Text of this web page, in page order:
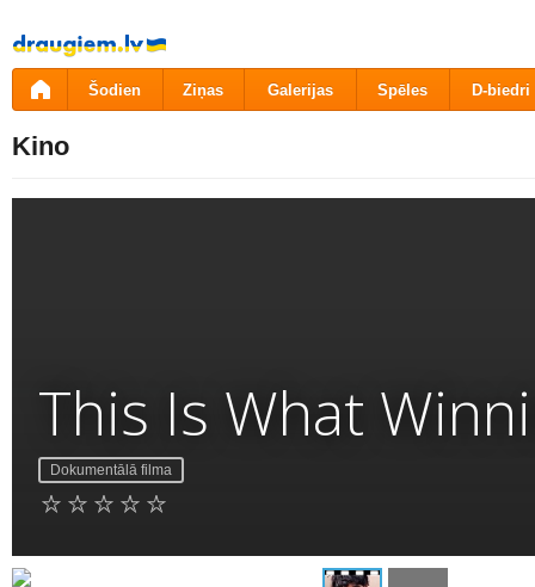
Pāriet
uz
saturu
Šodien Ziņas Galerijas Spēles D-biedri
Kino
This Is What
Dokumentālā filma